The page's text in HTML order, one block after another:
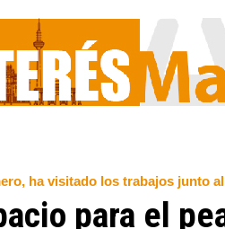
ha visitado los trabajos junto
para el